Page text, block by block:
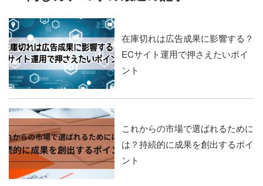
在庫切れは広告成果に影響する？
ECサイト運用で押さえたいポイ
ント
これからの市場で選ばれるために
は？持続的に成果を創出するポイ
ント